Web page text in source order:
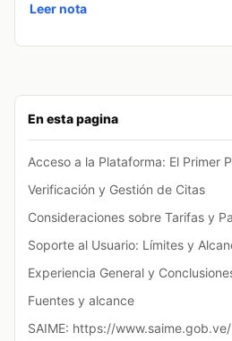
En esta pagina
Acceso a la Plataforma: El Primer
Verificación y Gestión de Citas
Consideraciones sobre Tarifas y
Soporte al Usuario: Límites y
Experiencia General y
Fuentes y alcance
SAIME: https://www.saime.gob.ve/
Leer nota